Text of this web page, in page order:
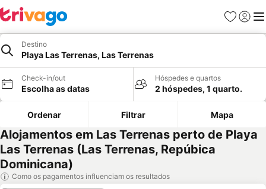
Favoritos
Iniciar
Destino
Playa Las Terrenas, Las Terrenas
Check-in/out
Escolha as datas
Hóspedes e quartos
2 hóspedes, 1 quarto.
Ordenar Filtrar Mapa
Alojamentos em Las Terrenas perto de Playa
Las Terrenas (Las Terrenas, Repúbica
Dominicana)
Como os pagamentos influenciam os resultados